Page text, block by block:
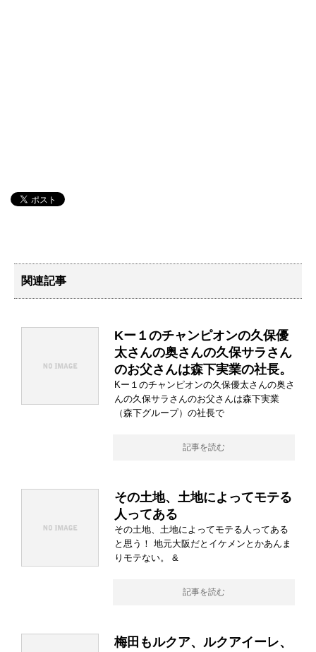
関連記事
Kー１のチャンピオンの久保優
太さんの奥さんの久保サラさん
のお父さんは森下実業の社長。
Kー１のチャンピオンの久保優太さんの奥さ
んの久保サラさんのお父さんは森下実業
（森下グループ）の社長で
記事を読む
その土地、土地によってモテる
人ってある
その土地、土地によってモテる人ってある
と思う！ 地元大阪だとイケメンとかあんま
りモテない。 &
記事を読む
梅田もルクア、ルクアイーレ、